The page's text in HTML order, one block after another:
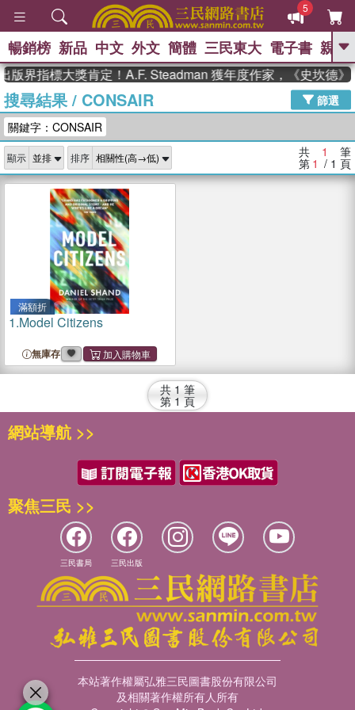
5
GO
The Odyssey 、
父親節 、 如果歷史是一群喵 、 暑期
念華 、 台灣的李登輝時代 、 數學女
孩：黎曼猜想
偉大的迷走神經
暢銷榜 新品 中文 外文 簡體 三民東大 電子書 親子
版界指標大獎肯定！A.F. Steadman 獲年度作家，《史坎德》
搜尋結果/ CONSAIR
篩選
關鍵字：CONSAIR
顯示 排序 共 1 筆
第 1 / 1 頁
滿額折
1.Model Citizens
無庫存
共 1 筆
第 1 頁
網站導航 >>
聚焦三民 >>
三民書局 三民出版
本站著作權屬弘雅三民圖書股份有限公司
及相關著作權所有人所有